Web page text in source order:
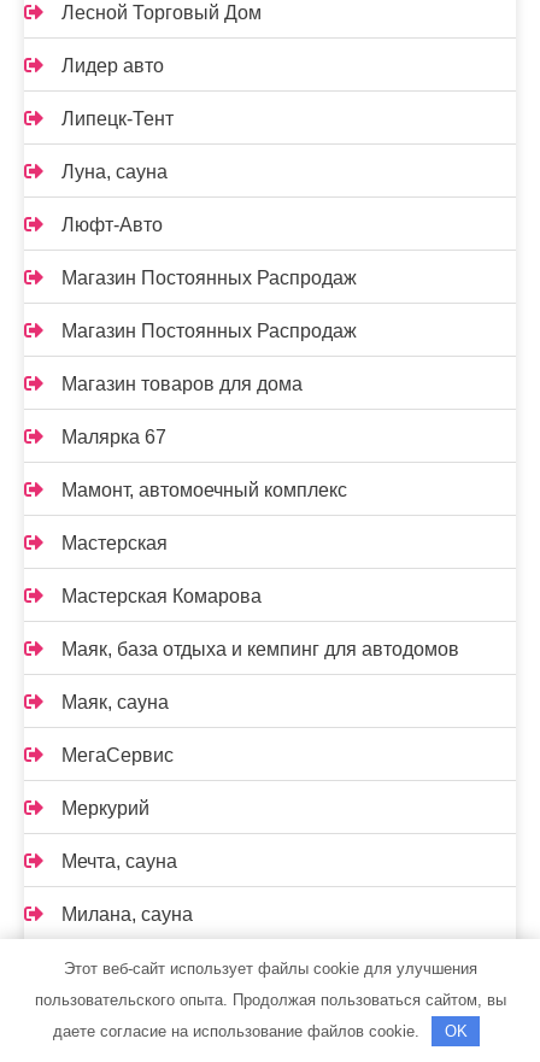
Лесной Торговый Дом
Лидер авто
Липецк-Тент
Луна, сауна
Люфт-Авто
Магазин Постоянных Распродаж
Магазин Постоянных Распродаж
Магазин товаров для дома
Малярка 67
Мамонт, автомоечный комплекс
Мастерская
Мастерская Комарова
Маяк, база отдыха и кемпинг для автодомов
Маяк, сауна
МегаСервис
Меркурий
Мечта, сауна
Милана, сауна
Модуль-Сервис Плюс, автосервис
Мой авто, автосервис по ремонту и
Этот веб-сайт использует файлы cookie для улучшения
пользовательского опыта. Продолжая пользоваться сайтом, вы
даете согласие на использование файлов cookie.
OK